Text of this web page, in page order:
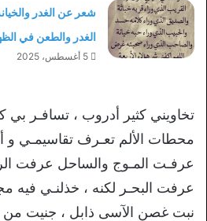
الغدر والطعن في
5 أغسطس، 2025
تخاويني كثير أدروب ، تسافـر بي
محطات الألم تعـرف تقاسيمـي و
عرفـت المـوج والساحل عرفت
عرفت البحـر لكنه ، خذلنـي فيه
نبت غصن الآسى ذابل ، جنيت من